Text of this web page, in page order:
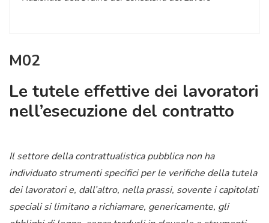
M02
Le tutele effettive dei lavoratori
nell’esecuzione del contratto
Il settore della contrattualistica pubblica non ha
individuato strumenti specifici per le verifiche della tutela
dei lavoratori e, dall’altro, nella prassi, sovente i capitolati
speciali si limitano a richiamare, genericamente, gli